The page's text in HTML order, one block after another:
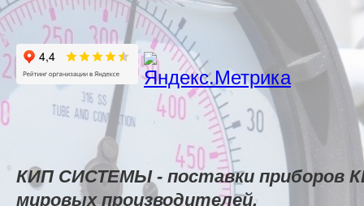
КИП СИСТЕМЫ - поставки приборов
мировых производителей.